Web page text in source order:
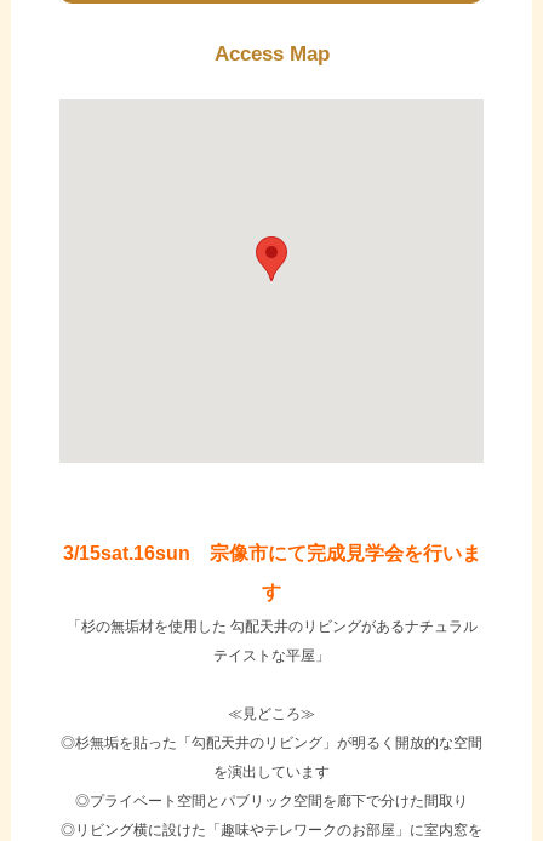
Access Map
3/15sat.16sun 宗像市にて完成見学会を行いま
す
「杉の無垢材を使用した 勾配天井のリビングがあるナチュラル
テイストな平屋」
≪見どころ≫
◎杉無垢を貼った「勾配天井のリビング」が明るく開放的な空間
を演出しています
◎プライベート空間とパブリック空間を廊下で分けた間取り
◎リビング横に設けた「趣味やテレワークのお部屋」に室内窓を